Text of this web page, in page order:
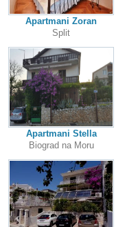
Apartmani Zoran
Split
Apartmani Stella
Biograd na Moru